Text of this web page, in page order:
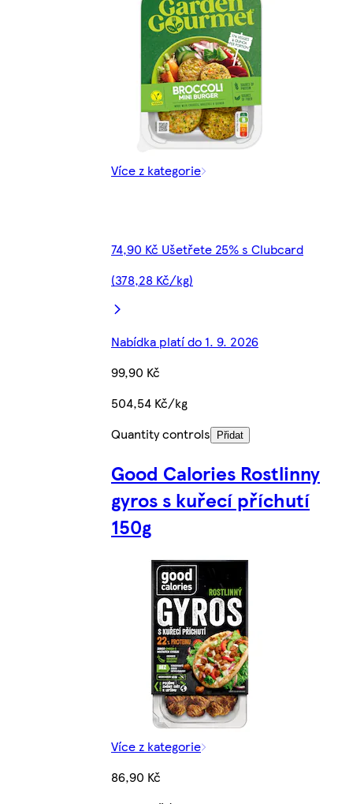
Více z kategorie
74,90 Kč Ušetřete 25% s Clubcard
(378,28 Kč/kg)
Nabídka platí do 1. 9. 2026
99,90 Kč
504,54 Kč/kg
Quantity controls
Přidat
Good Calories Rostlinny
gyros s kuřecí příchutí
150g
Více z kategorie
86,90 Kč